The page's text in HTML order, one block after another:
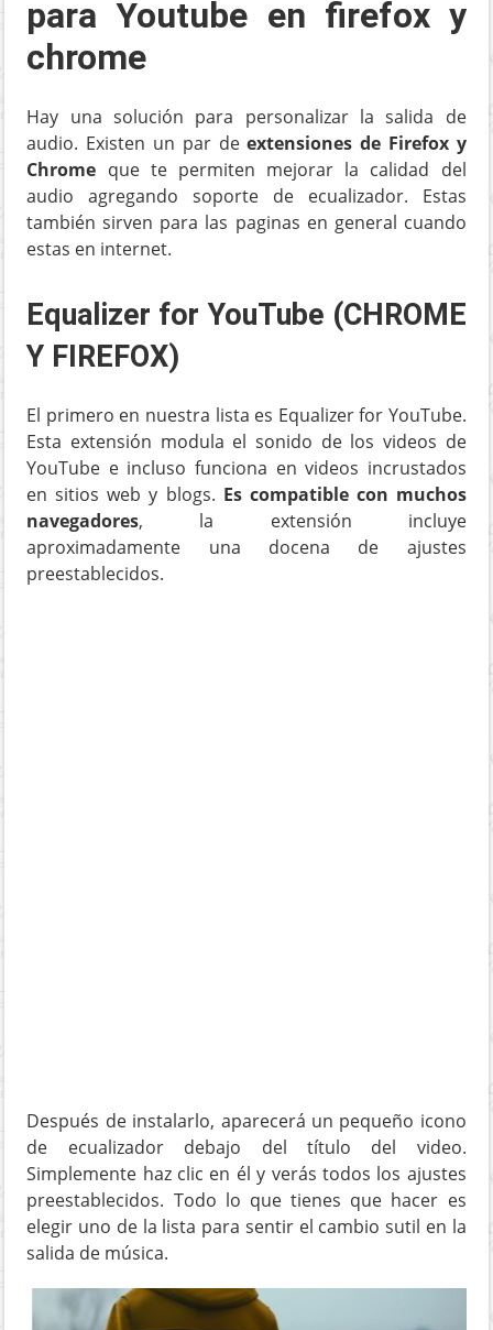
para Youtube en firefox y
chrome
Hay una solución para personalizar la salida de
audio. Existen un par deextensiones de Firefox y
Chrome que te permiten mejorar la calidad del
audio agregando soporte de ecualizador. Estas
también sirven para las paginas en general cuando
estas en internet.
Equalizer for YouTube (CHROME
Y FIREFOX)
El primero en nuestra lista es Equalizer for YouTube.
Esta extensión modula el sonido de los videos de
YouTube e incluso funciona en videos incrustados
en sitios web y blogs. Es compatible con muchos
navegadores, la extensión incluye
aproximadamente una docena de ajustes
preestablecidos.
Después de instalarlo, aparecerá un pequeño icono
de ecualizador debajo del título del video.
Simplemente haz clic en él y verás todos los ajustes
preestablecidos. Todo lo que tienes que hacer es
elegir uno de la lista para sentir el cambio sutil en la
salida de música.